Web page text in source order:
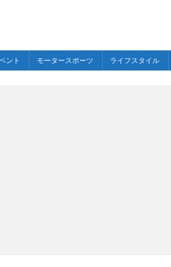
ント モータースポーツ ライフスタイル